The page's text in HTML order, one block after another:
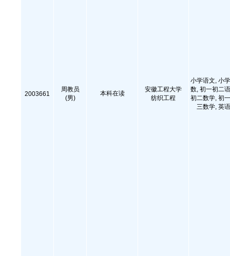
2003661
周教员
(男)
本科在读
安徽工程大学
纺织工程
小学语文, 小
数, 初一初二
初二数学, 初
三数学, 英